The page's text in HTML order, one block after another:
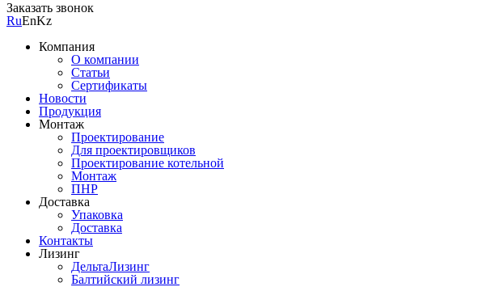
Заказать звонок
RuEnKz
Компания
О компании
Статьи
Сертификаты
Новости
Продукция
Монтаж
Проектирование
Для проектировщиков
Проектирование котельной
Монтаж
ПНР
Доставка
Упаковка
Доставка
Контакты
Лизинг
ДельтаЛизинг
Балтийский лизинг